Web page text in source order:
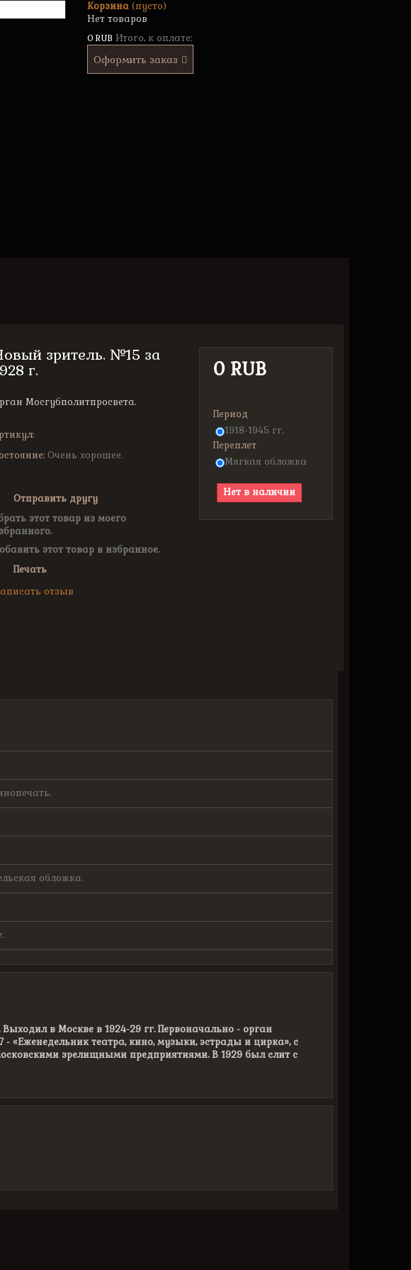
Корзина (пусто)
Нет товаров
0 RUB Итого, к оплате:
Оформить заказ
зритель. №15 за
г.
Мосгубполитпросвета.
Очень хорошее.
Отправить другу
этот товар из моего
этот товар в избранное.
Печать
отзыв
0 RUB
Период
1918-1945 гг.
Переплет
Мягкая обложка
Нет в наличии
обложка.
в Москве в 1924-29 гг. Первоначально - орган
- «Еженедельник театра, кино, музыки, эстрады и цирка», с
зрелищными предприятиями. В 1929 был слит с